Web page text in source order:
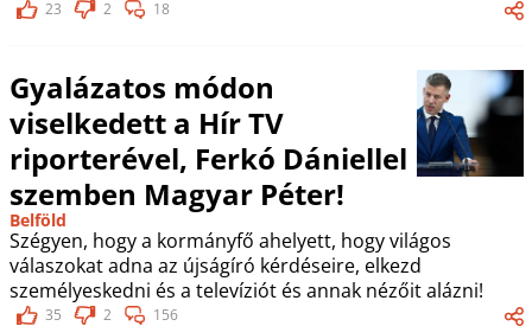
23 2 18
Gyalázatos módon
viselkedett a Hír TV
riporterével, Ferkó Dániellel
szemben Magyar Péter!
Belföld
Szégyen, hogy a kormányfő ahelyett, hogy világos
válaszokat adna az újságíró kérdéseire, elkezd
személyeskedni és a televíziót és annak nézőit alázni!
35 2 156